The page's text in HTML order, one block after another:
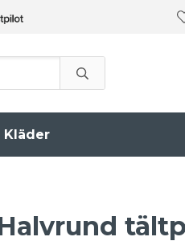
Kläder